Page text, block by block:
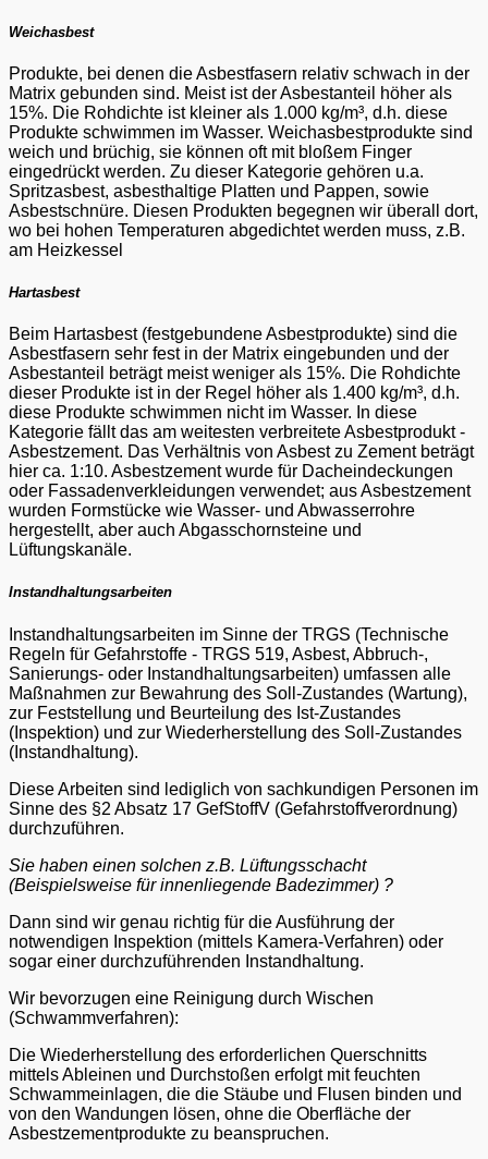
Weichasbest
Produkte, bei denen die Asbestfasern relativ schwach in der
Matrix gebunden sind. Meist ist der Asbestanteil höher als
15%. Die Rohdichte ist kleiner als 1.000 kg/m³, d.h. diese
Produkte schwimmen im Wasser. Weichasbestprodukte sind
weich und brüchig, sie können oft mit bloßem Finger
eingedrückt werden. Zu dieser Kategorie gehören u.a.
Spritzasbest, asbesthaltige Platten und Pappen, sowie
Asbestschnüre. Diesen Produkten begegnen wir überall dort,
wo bei hohen Temperaturen abgedichtet werden muss, z.B.
am Heizkessel
Hartasbest
Beim Hartasbest (festgebundene Asbestprodukte) sind die
Asbestfasern sehr fest in der Matrix eingebunden und der
Asbestanteil beträgt meist weniger als 15%. Die Rohdichte
dieser Produkte ist in der Regel höher als 1.400 kg/m³, d.h.
diese Produkte schwimmen nicht im Wasser. In diese
Kategorie fällt das am weitesten verbreitete Asbestprodukt -
Asbestzement. Das Verhältnis von Asbest zu Zement beträgt
hier ca. 1:10. Asbestzement wurde für Dacheindeckungen
oder Fassadenverkleidungen verwendet; aus Asbestzement
wurden Formstücke wie Wasser- und Abwasserrohre
hergestellt, aber auch Abgasschornsteine und
Lüftungskanäle.
Instandhaltungsarbeiten
Instandhaltungsarbeiten im Sinne der TRGS (Technische
Regeln für Gefahrstoffe - TRGS 519, Asbest, Abbruch-,
Sanierungs- oder Instandhaltungsarbeiten) umfassen alle
Maßnahmen zur Bewahrung des Soll-Zustandes (Wartung),
zur Feststellung und Beurteilung des Ist-Zustandes
(Inspektion) und zur Wiederherstellung des Soll-Zustandes
(Instandhaltung).
Diese Arbeiten sind lediglich von sachkundigen Personen im
Sinne des §2 Absatz 17 GefStoffV (Gefahrstoffverordnung)
durchzuführen.
Sie haben einen solchen z.B. Lüftungsschacht
(Beispielsweise für innenliegende Badezimmer) ?
Dann sind wir genau richtig für die Ausführung der
notwendigen Inspektion (mittels Kamera-Verfahren) oder
sogar einer durchzuführenden Instandhaltung.
Wir bevorzugen eine Reinigung durch Wischen
(Schwammverfahren):
Die Wiederherstellung des erforderlichen Querschnitts
mittels Ableinen und Durchstoßen erfolgt mit feuchten
Schwammeinlagen, die die Stäube und Flusen binden und
von den Wandungen lösen, ohne die Oberfläche der
Asbestzementprodukte zu beanspruchen.